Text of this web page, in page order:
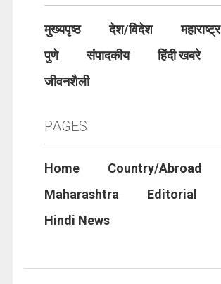
मुख्यपृष्ठ देश/विदेश
महाराष्ट्र
पुणे
संपादकीय
हिंदी खबरे
जीवनशैली
PAGES
Home
Country/Abroad
Maharashtra
Editorial
Hindi News